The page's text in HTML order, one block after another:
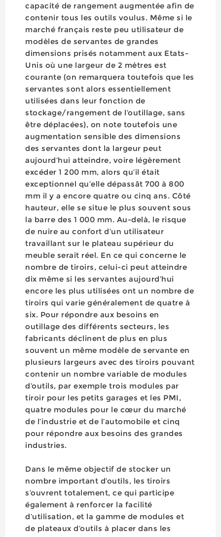
capacité de rangement augmentée afin de
contenir tous les outils voulus. Même si le
marché français reste peu utilisateur de
modèles de servantes de grandes
dimensions prisés notamment aux Etats-
Unis où une largeur de 2 mètres est
courante (on remarquera toutefois que les
servantes sont alors essentiellement
utilisées dans leur fonction de
stockage/rangement de l’outillage, sans
être déplacées), on note toutefois une
augmentation sensible des dimensions
des servantes dont la largeur peut
aujourd’hui atteindre, voire légèrement
excéder 1 200 mm, alors qu’il était
exceptionnel qu’elle dépassât 700 à 800
mm il y a encore quatre ou cinq ans. Côté
hauteur, elle se situe le plus souvent sous
la barre des 1 000 mm. Au-delà, le risque
de nuire au confort d’un utilisateur
travaillant sur le plateau supérieur du
meuble serait réel. En ce qui concerne le
nombre de tiroirs, celui-ci peut atteindre
dix même si les servantes aujourd’hui
encore les plus utilisées ont un nombre de
tiroirs qui varie généralement de quatre à
six. Pour répondre aux besoins en
outillage des différents secteurs, les
fabricants déclinent de plus en plus
souvent un même modèle de servante en
plusieurs largeurs avec des tiroirs pouvant
contenir un nombre variable de modules
d’outils, par exemple trois modules par
tiroir pour les petits garages et les PMI,
quatre modules pour le cœur du marché
de l’industrie et de l’automobile et cinq
pour répondre aux besoins des grandes
industries.
Dans le même objectif de stocker un
nombre important d’outils, les tiroirs
s’ouvrent totalement, ce qui participe
également à renforcer la facilité
d’utilisation, et la gamme de modules et
de plateaux d’outils à placer dans les